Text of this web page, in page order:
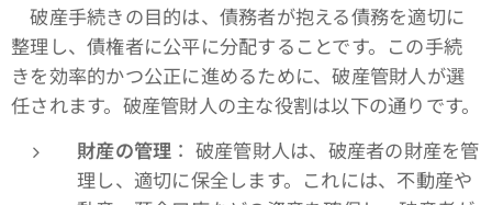
破産手続きの目的は、債務者が抱える債務を適切に
整理し、債権者に公平に分配することです。この手続
きを効率的かつ公正に進めるために、破産管財人が選
任されます。破産管財人の主な役割は以下の通りです。
財産の管理 ： 破産管財人は、破産者の財産を管
理し、適切に保全します。これには、不動産や